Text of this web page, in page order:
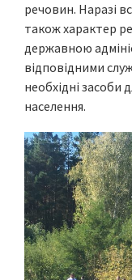
речовин. Наразі
також характер
державною
відповідними
необхідні засоби
населення.